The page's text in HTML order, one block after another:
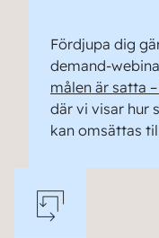
Fördjupa dig
demand-
målen är satta
där vi visar hur
kan omsättas